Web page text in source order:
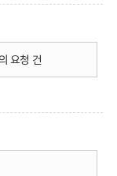
요청 건